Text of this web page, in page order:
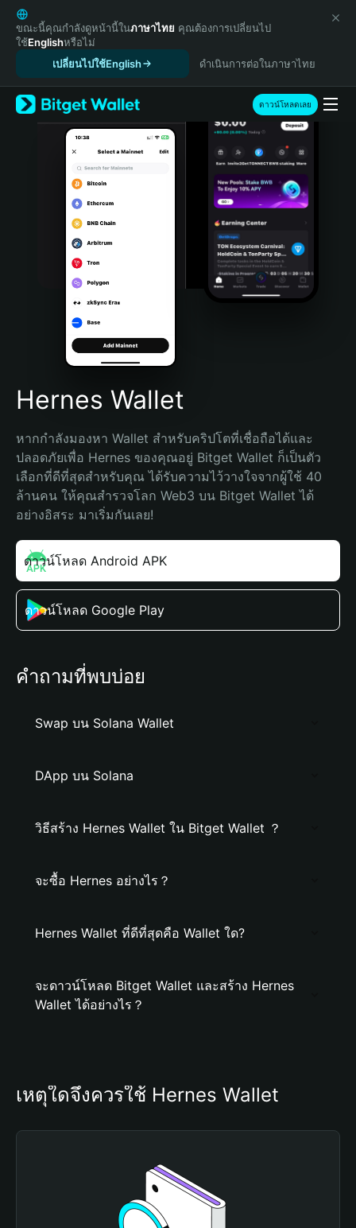
English
日本語
Tiếng Việt
Español (Latinoamérica)
Türkçe
Italiano
Português (Portugal)
Bahasa Indonesia
Português (Brasil)
Español (Argentina)
ขณะนี้คุณกำลังดูหน้านี้ในภาษาไทย คุณต้องการเปลี่ยนไป
ใช้Englishหรือไม่
เปลี่ยนไปใช้English
ดำเนินการต่อในภาษาไทย
ดาวน์โหลดเลย
Hernes Wallet
หากกำลังมองหา Wallet สำหรับคริปโตที่เชื่อถือได้และ
ปลอดภัยเพื่อ Hernes ของคุณอยู่ Bitget Wallet ก็เป็นตัว
เลือกที่ดีที่สุดสำหรับคุณ ได้รับความไว้วางใจจากผู้ใช้ 40
ล้านคน ให้คุณสำรวจโลก Web3 บน Bitget Wallet ได้
อย่างอิสระ มาเริ่มกันเลย!
ดาวน์โหลด Android APK
ดาวน์โหลด Google Play
คำถามที่พบบ่อย
Swap บน Solana Wallet
DApp บน Solana
วิธีสร้าง Hernes Wallet ใน Bitget Wallet ？
จะซื้อ Hernes อย่างไร？
Hernes Wallet ที่ดีที่สุดคือ Wallet ใด?
จะดาวน์โหลด Bitget Wallet และสร้าง Hernes
Wallet ได้อย่างไร？
เหตุใดจึงควรใช้ Hernes Wallet